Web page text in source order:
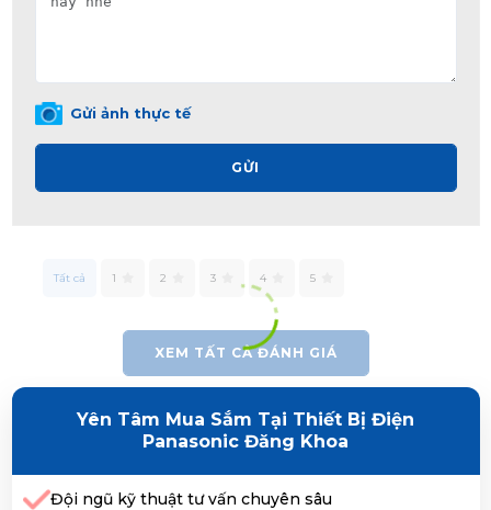
Gửi ảnh thực tế
GỬI
Tất cả 1 2 3 4 5
XEM TẤT CẢ ĐÁNH GIÁ
Yên Tâm Mua Sắm Tại Thiết Bị Điện
Panasonic Đăng Khoa
Đội ngũ kỹ thuật tư vấn chuyên sâu